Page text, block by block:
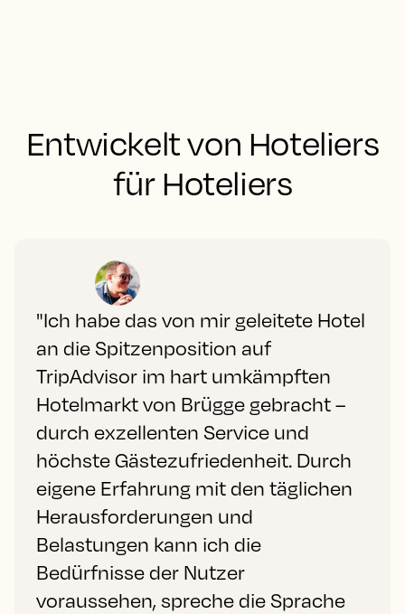
Entwickelt von Hoteliers
für Hoteliers
"Ich habe das von mir geleitete Hotel
an die Spitzenposition auf
TripAdvisor im hart umkämpften
Hotelmarkt von Brügge gebracht –
durch exzellenten Service und
höchste Gästezufriedenheit. Durch
eigene Erfahrung mit den täglichen
Herausforderungen und
Belastungen kann ich die
Bedürfnisse der Nutzer
voraussehen, spreche die Sprache